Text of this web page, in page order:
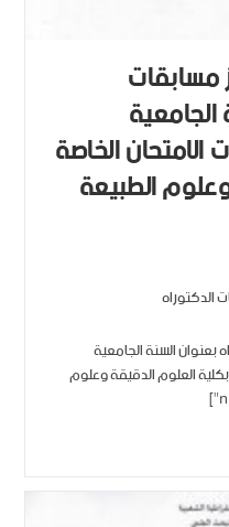
مسابقات
الامتحان الخاصة
الطبيعة
الدكتوراه
بعنوان السنة الجامعية
بكلية العلوم الدقيقة وعلوم